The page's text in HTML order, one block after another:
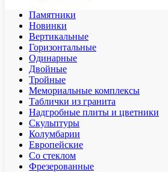
Памятники
Новинки
Вертикальные
Горизонтальные
Одинарные
Двойные
Тройные
Мемориальные комплексы
Таблички из гранита
Надгробные плиты и цветники
Скульптуры
Колумбарии
Европейские
Со стеклом
Фрезерованные